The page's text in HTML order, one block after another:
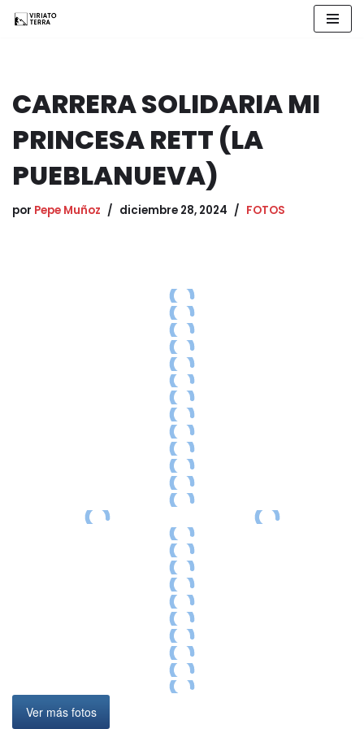
CARRERA SOLIDARIA MI
PRINCESA RETT (LA
PUEBLANUEVA)
por Pepe Muñoz diciembre 28, 2024 FOTOS
Ver más fotos